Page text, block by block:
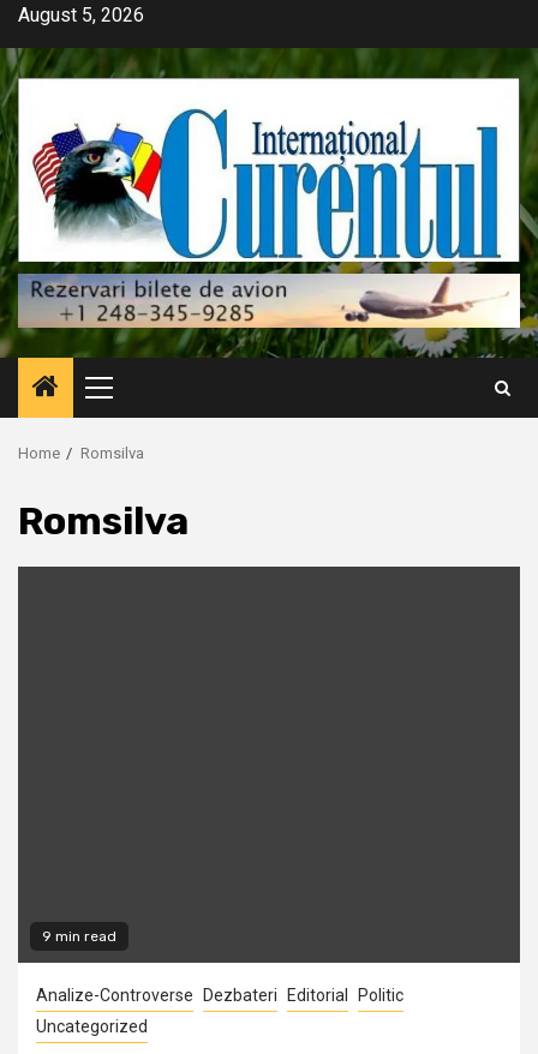
Skip
content
August 5, 2026
Primary
Menu
Home Romsilva
Romsilva
9 min read
Analize-Controverse Dezbateri Editorial
Politic
Uncategorized